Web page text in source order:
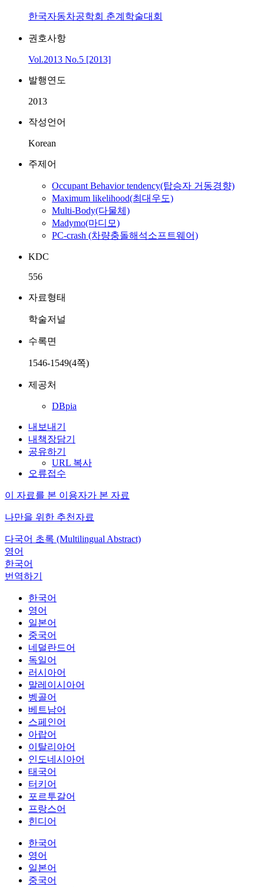
한국자동차공학회 춘계학술대회
권호사항
Vol.2013 No.5 [2013]
발행연도
2013
작성언어
Korean
주제어
Occupant Behavior tendency(탑승자 거동경향)
Maximum likelihood(최대우도)
Multi-Body(다물체)
Madymo(마디모)
PC-crash (차량충돌해석소프트웨어)
KDC
556
자료형태
학술저널
수록면
1546-1549(4쪽)
제공처
DBpia
내보내기
내책장담기
공유하기
URL 복사
오류접수
이 자료를 본 이용자가 본 자료
나만을 위한 추천자료
다국어 초록 (Multilingual Abstract)
영어
한국어
번역하기
한국어
영어
일본어
중국어
네덜란드어
독일어
러시아어
말레이시아어
벵골어
베트남어
스페인어
아랍어
이탈리아어
인도네시아어
태국어
터키어
포르투갈어
프랑스어
힌디어
한국어
영어
일본어
중국어